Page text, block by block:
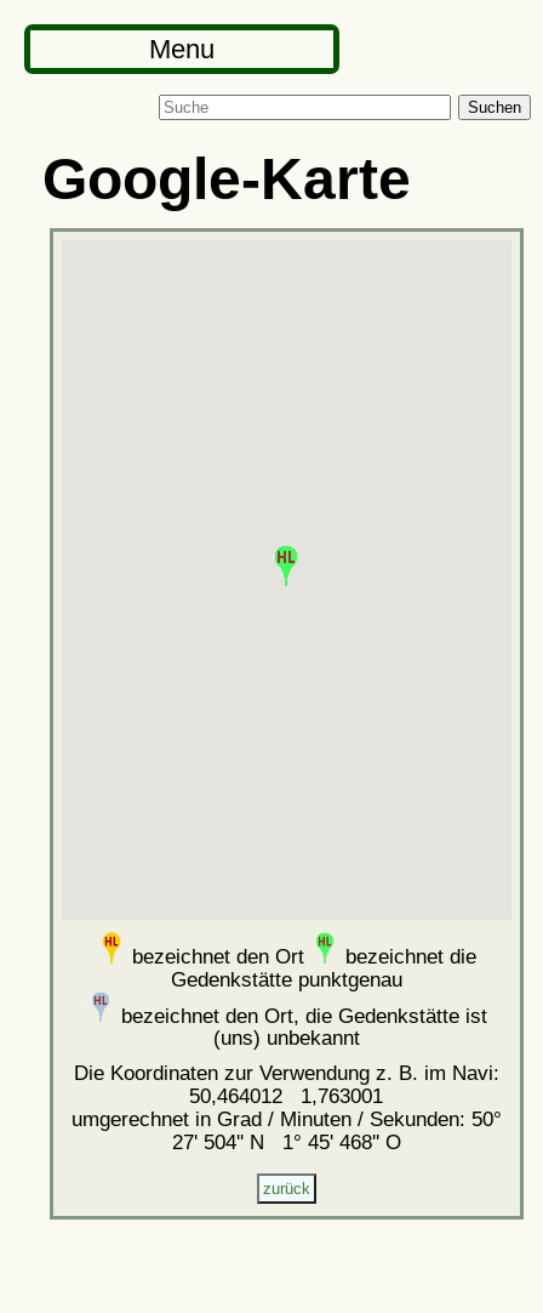
Menu
Suchen
Google-Karte
bezeichnet den Ort
bezeichnet die
Gedenkstätte punktgenau
bezeichnet den Ort, die Gedenkstätte ist
(uns) unbekannt
Die Koordinaten zur Verwendung z. B. im Navi:
50,464012 1,763001
umgerechnet in Grad / Minuten / Sekunden: 50°
27' 504'' N 1° 45' 468'' O